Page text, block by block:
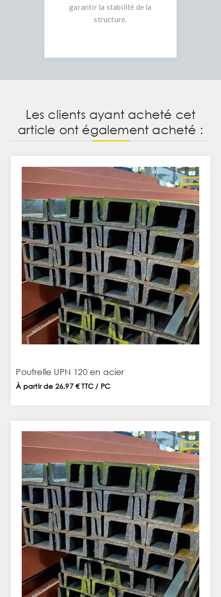
garantir la stabilité de la
structure.
Les clients ayant acheté cet
article ont également acheté :
Poutrelle UPN 120 en acier
À partir de 26,97 € TTC / PC